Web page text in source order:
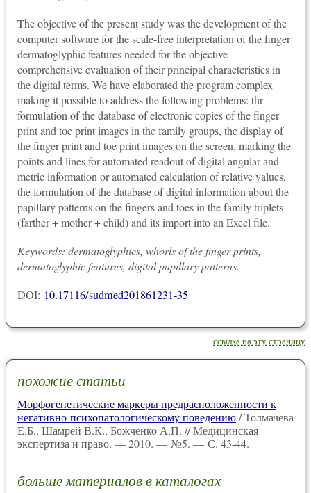
The objective of the present study was the development of the
computer software for the scale-free interpretation of the finger
dermatoglyphic features needed for the objective
comprehensive evaluation of their principal characteristics in
the digital terms. We have elaborated the program complex
making it possible to address the following problems: thr
formulation of the database of electronic copies of the finger
print and toe print images in the family groups, the display of
the finger print and toe print images on the screen, marking the
points and lines for automated readout of digital angular and
metric information or automated calculation of relative values,
the formulation of the database of digital information about the
papillary patterns on the fingers and toes in the family triplets
(farther + mother + child) and its import into an Excel file.
Keywords: dermatoglyphics, whorls of the finger prints,
dermatoglyphic features, digital papillary patterns.
DOI: 10.17116/sudmed201861231-35
ссылка на эту страницу
похожие статьи
Морфогенетические маркеры предрасположенности к
негативно-психопатологическому поведению/ Толмачева
Е.Б., Шамрей В.К., Божченко А.П. // Медицинская
экспертиза и право. — 2010. — №5. — С. 43-44.
больше материалов в каталогах